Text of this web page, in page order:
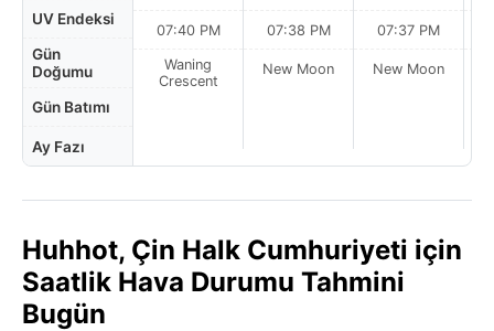
UV Endeksi
Gün
Doğumu
Gün Batımı
Ay Fazı
07:40 PM
Waning
Crescent
07:38 PM
New Moon
07:37 PM
New Moon
Huhhot, Çin Halk Cumhuriyeti için
Saatlik Hava Durumu Tahmini
Bugün